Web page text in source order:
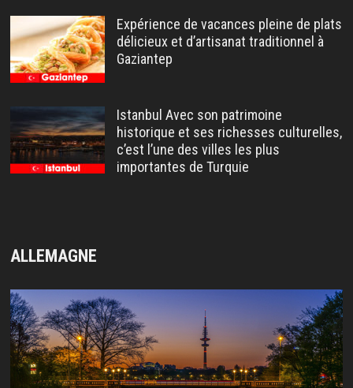
Expérience de vacances pleine de plats
délicieux et d’artisanat traditionnel à
Gaziantep
Istanbul Avec son patrimoine
historique et ses richesses culturelles,
c’est l’une des villes les plus
importantes de Turquie
ALLEMAGNE